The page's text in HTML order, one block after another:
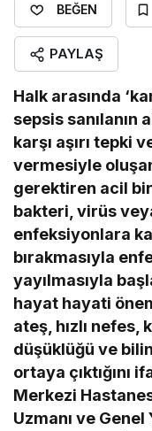
BEĞEN
PAYLAŞ
Halk arasında
sepsis sanılanın
karşı aşırı tepki
vermesiyle
gerektiren acil bir
bakteri, virüs
enfeksiyonlara
bırakmasıyla
yayılmasıyla
hayat hayati
ateş, hızlı nefes,
düşüklüğü ve
ortaya çıktığını
Merkezi
Uzmanı ve Genel